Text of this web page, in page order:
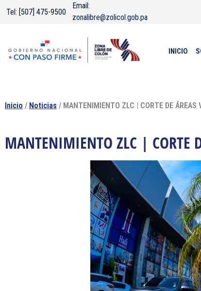
Tel: [507] 475-9500
Email:
zonalibre@zolicol.gob.pa
INICIO
Inicio / Noticias / MANTENIMIENTO ZLC | CORTE DE ÁREAS
MANTENIMIENTO ZLC | CORTE